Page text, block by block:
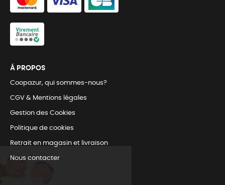
Á PROPOS
Coopazur, qui sommes-nous?
CGV & Mentions légales
Gestion des Cookies
Politique de cookies
Retrait en magasin et livraison
Nous contacter